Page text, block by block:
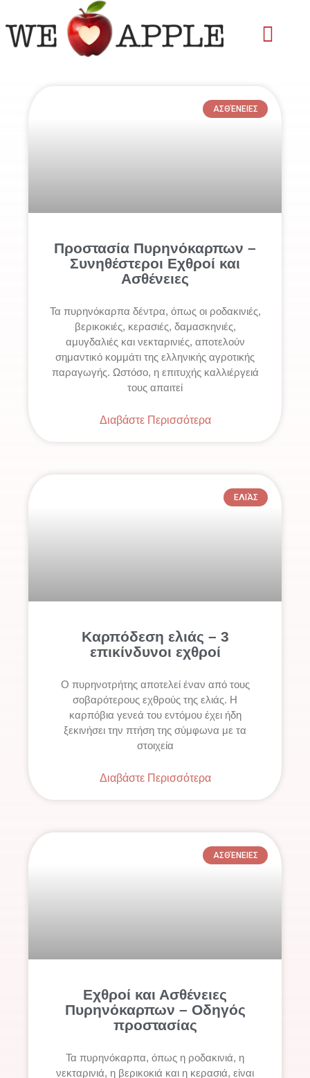
to
content
ΑΣΘΈΝΕΙΕΣ
Προστασία Πυρηνόκαρπων –
Συνηθέστεροι Εχθροί και
Ασθένειες
Τα πυρηνόκαρπα δέντρα, όπως οι ροδακινιές,
βερικοκιές, κερασιές, δαμασκηνιές,
αμυγδαλιές και νεκταρινιές, αποτελούν
σημαντικό κομμάτι της ελληνικής αγροτικής
παραγωγής. Ωστόσο, η επιτυχής καλλιέργειά
τους απαιτεί
Διαβάστε Περισσότερα
ΕΛΙΆΣ
Καρπόδεση ελιάς – 3
επικίνδυνοι εχθροί
Ο πυρηνοτρήτης αποτελεί έναν από τους
σοβαρότερους εχθρούς της ελιάς. Η
καρπόβια γενεά του εντόμου έχει ήδη
ξεκινήσει την πτήση της σύμφωνα με τα
στοιχεία
Διαβάστε Περισσότερα
ΑΣΘΈΝΕΙΕΣ
Εχθροί και Ασθένειες
Πυρηνόκαρπων – Οδηγός
προστασίας
Τα πυρηνόκαρπα, όπως η ροδακινιά, η
νεκταρινιά, η βερικοκιά και η κερασιά, είναι